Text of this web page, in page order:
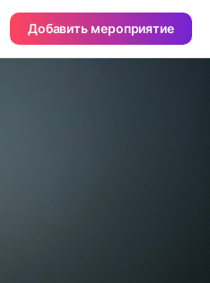
Добавить мероприятие